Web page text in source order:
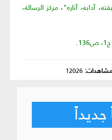
آدابه، آثاره"، مركز الرسالة،
12026